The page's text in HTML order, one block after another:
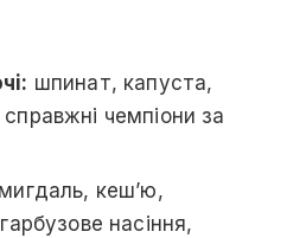
шпинат, капуста,
чемпіони за
мигдаль, кеш’ю,
насіння,